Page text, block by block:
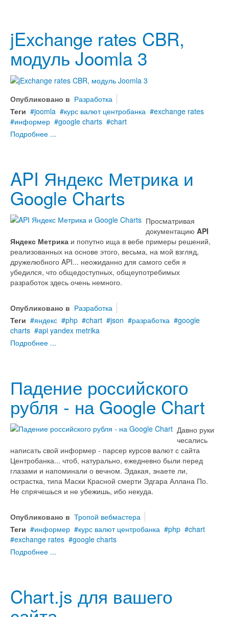
jExchange rates CBR,
модуль Joomla 3
Опубликовано в Разработка
Теги
joomla курс валют центробанка
exchange rates
информер
google charts
chart
Подробнее ...
API Яндекс Метрика и
Google Charts
Просматривая
документацию API
Яндекс Метрика и попутно ища в вебе примеры решений,
реализованных на основе этого, весьма, на мой взгляд,
дружелюбного API... неожиданно для самого себя я
убедился, что общедоступных, общеупотребимых
разработок здесь очень немного.
Опубликовано в Разработка
Теги
яндекс php chart json разработка
google
charts
api yandex metrika
Подробнее ...
Падение российского
рубля - на Google Chart
Давно руки
чесались
написать свой информер - парсер курсов валют с сайта
Центробанка... чтоб, натурально, ежедневно были перед
глазами и напоминали о вечном. Эдакая, знаете ли,
острастка, типа Маски Красной смерти Эдгара Аллана По.
Не спрячешься и не убежишь, ибо некуда.
Опубликовано в Тропой вебмастера
Теги
информер курс валют центробанка php
chart
exchange rates
google charts
Подробнее ...
Chart.js для вашего